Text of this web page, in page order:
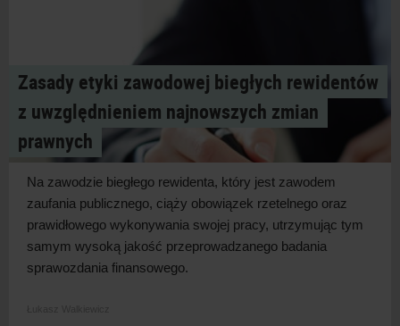
Zasady etyki zawodowej biegłych rewidentów
z uwzględnieniem najnowszych zmian
prawnych
Na zawodzie biegłego rewidenta, który jest zawodem
zaufania publicznego, ciąży obowiązek rzetelnego oraz
prawidłowego wykonywania swojej pracy, utrzymując tym
samym wysoką jakość przeprowadzanego badania
sprawozdania finansowego.